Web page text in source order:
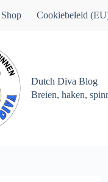
Shop Cookiebeleid
Dutch Diva Blog
Breien, haken,